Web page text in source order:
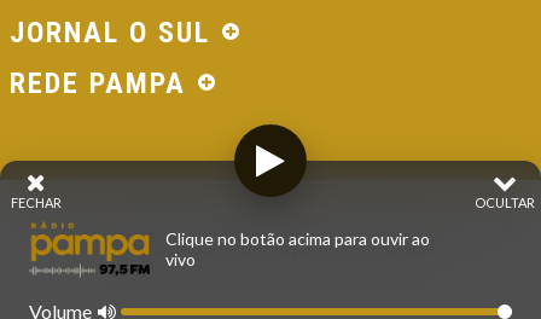
JORNAL O SUL
REDE PAMPA
© 2026 - Direitos Reservados - Rádio Pampa - Rede
Pampa de Comunicação | RS - Brasil.
OCULTAR
FECHAR
Clique no botão acima para ouvir ao
vivo
Volume